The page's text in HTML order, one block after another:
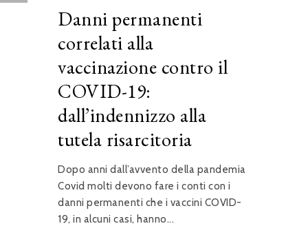
Danni permanenti
correlati alla
vaccinazione contro il
COVID-19:
dall’indennizzo alla
tutela risarcitoria
Dopo anni dall’avvento della pandemia
Covid molti devono fare i conti con i
danni permanenti che i vaccini COVID-
19, in alcuni casi, hanno...